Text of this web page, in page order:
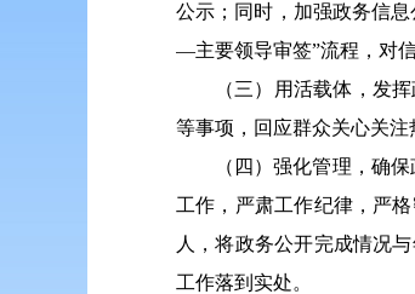
公示；同时，加强政务信
—主要领导审签”流程，对
（三）用活载体，发
等事项，回应群众关心关
（四）强化管理，确
工作，严肃工作纪律，严
人，将政务公开完成情况
工作落到实处。